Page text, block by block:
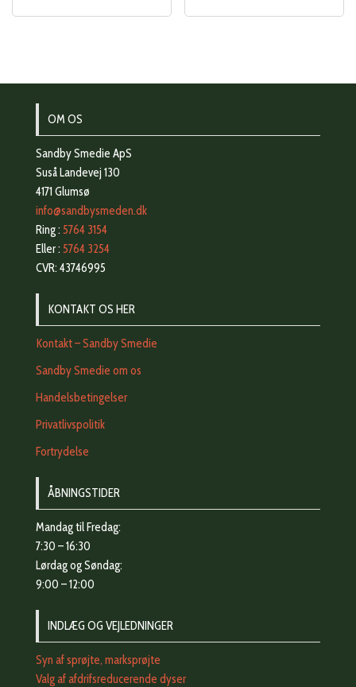
OM OS
Sandby Smedie ApS
Suså Landevej 130
4171 Glumsø
info@sandbysmeden.dk
Ring : 5764 3154
Eller : 5764 3254
CVR: 43746995
KONTAKT OS HER
Kontakt – Sandby Smedie
Sandby Smedie om os
Handelsbetingelser
Privatlivspolitik
Fortrydelse
ÅBNINGSTIDER
Mandag til Fredag:
7:30 – 16:30
Lørdag og Søndag:
9:00 – 12:00
INDLÆG OG VEJLEDNINGER
Syn af sprøjte, marksprøjte
Valg af afdrifsreducerende dyser